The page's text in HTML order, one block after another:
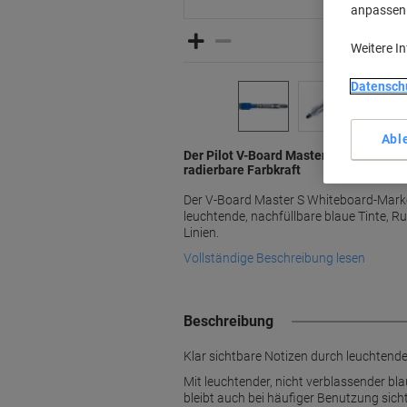
Der Pilot V-Board Master S
radierbare Farbkraft
Der V-Board Master S Whiteboard-
leuchtende, nachfüllbare blaue Tinte,
Linien.
Vollständige Beschreibung lesen
Beschreibung
Klar sichtbare Notizen durch
Mit leuchtender, nicht verblassender
bleibt auch bei häufiger Benutzung
Weitere